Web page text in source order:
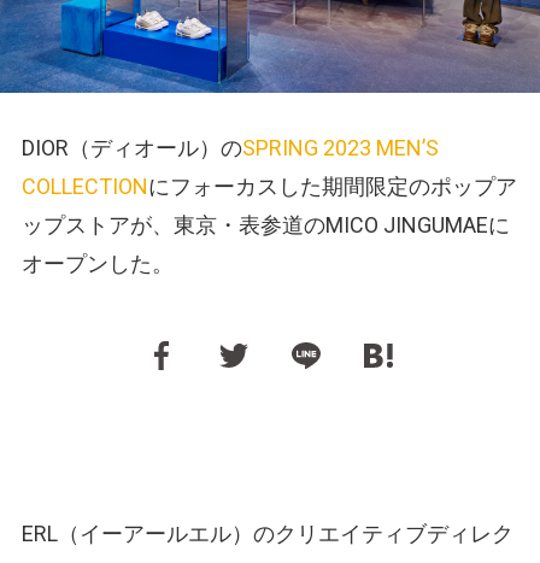
DIOR（ディオール）のSPRING 2023 MEN’S
COLLECTIONにフォーカスした期間限定のポップア
ップストアが、東京・表参道のMICO JINGUMAEに
オープンした。
ERL（イーアールエル）のクリエイティブディレク